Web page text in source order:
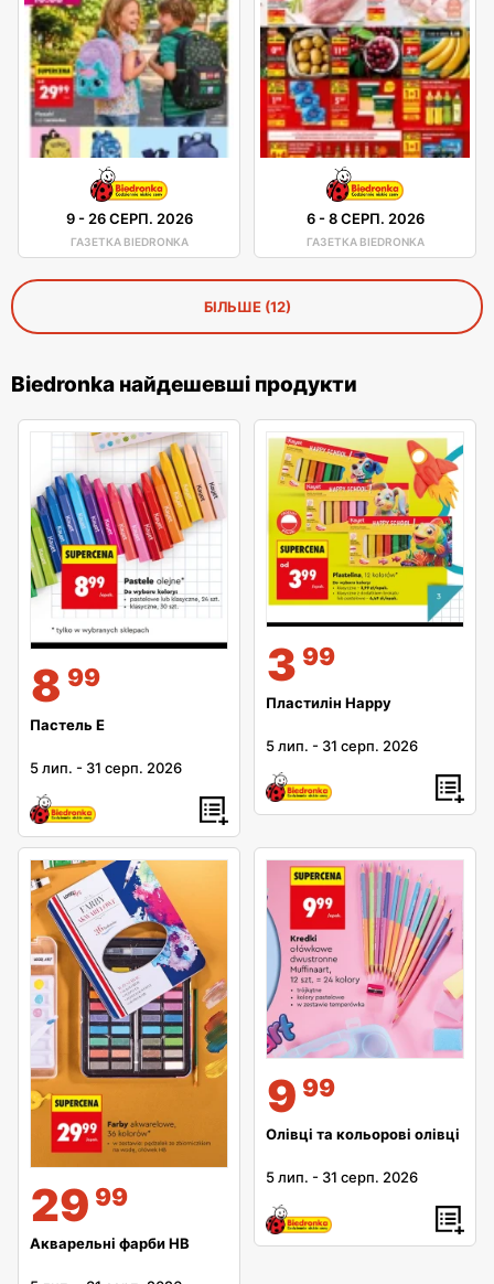
9-26 СЕРП. 2026
ГАЗЕТКА BIEDRONKA
6-8 СЕРП. 2026
ГАЗЕТКА BIEDRONKA
БІЛЬШЕ (12)
Biedronka найдешевші продукти
8 99
Пастель E
5 лип. - 31 серп. 2026
3 99
Пластилін Happy
5 лип. - 31 серп. 2026
29 99
Акварельні фарби HB
9 99
Олівці та кольорові олівці
5 лип. - 31 серп. 2026